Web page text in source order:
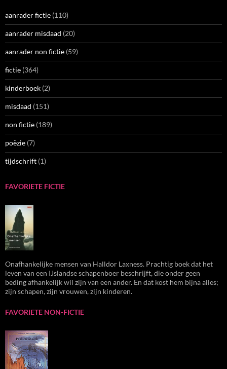
aanrader fictie (110)
aanrader misdaad (20)
aanrader non fictie (59)
fictie (364)
kinderboek (2)
misdaad (151)
non fictie (189)
poëzie (7)
tijdschrift (1)
FAVORIETE FICTIE
Onafhankelijke mensen van Halldor Laxness. Prachtig boek dat het
leven van een IJslandse schapenboer beschrijft, die onder geen
beding afhankelijk wil zijn van een ander. En dat kost hem bijna alles;
zijn schapen, zijn vrouwen, zijn kinderen.
FAVORIETE NON-FICTIE